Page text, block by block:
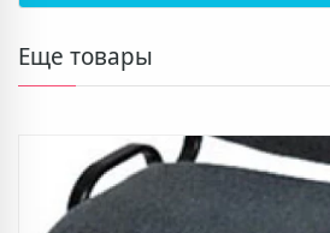
Еще товары